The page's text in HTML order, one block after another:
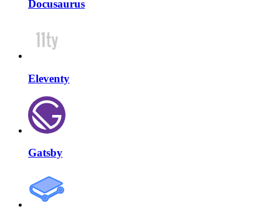
Docusaurus
Eleventy
Gatsby